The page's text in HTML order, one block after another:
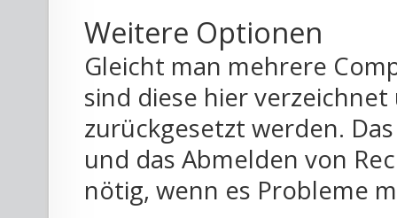
Weitere Optionen
Gleicht man mehrere
sind diese hier
zurückgesetzt werden.
und das Abmelden von
nötig, wenn es Probleme